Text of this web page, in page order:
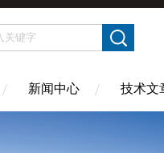
新闻中心 技术文